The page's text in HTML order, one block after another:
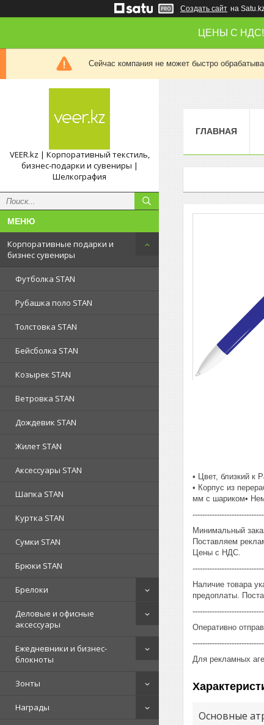
Создать сайт на
ЦЕНЫ С
Сейчас компания не может быстро
VEER.kz | Корпоративный текстиль,
бизнес-подарки и сувениры |
Шелкография
Корпоративные подарки и
бизнес сувениры
Футболка STAN
Рубашка поло STAN
Толстовка STAN
Бейсболка STAN
Козырек STAN
Ветровка STAN
Дождевик STAN
Жилет STAN
Аксессуары STAN
Шапка STAN
Куртка STAN
Сумки STAN
Брюки STAN
Брелоки
Деловые и офисные
аксессуары
Ежедневники и бизнес-
блокноты
Зонты
Награды
ГЛАВНАЯ
• Цвет, близкий к
• Корпус из
мм с шариком•
Минимальный
Поставляем
Цены с НДС.
Наличие товара
предоплаты.
Оперативно
Для рекламных
Основные